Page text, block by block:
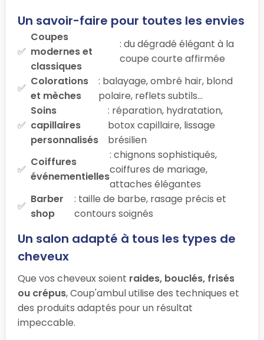
Un savoir-faire pour toutes les envies
Coupes
modernes et
classiques
: du dégradé élégant à la
coupe courte affirmée
Colorations
et mèches
: balayage, ombré hair, blond
polaire, reflets subtils…
Soins
capillaires
personnalisés
: réparation, hydratation,
botox capillaire, lissage
brésilien
Coiffures
événementielles
: chignons sophistiqués,
coiffures de mariage,
attaches élégantes
Barber
shop
: taille de barbe, rasage précis et
contours soignés
Un salon adapté à tous les types de
cheveux
Que vos cheveux soient raides, bouclés, frisés
ou crépus, Coup'ambul utilise des techniques et
des produits adaptés pour un résultat
impeccable.